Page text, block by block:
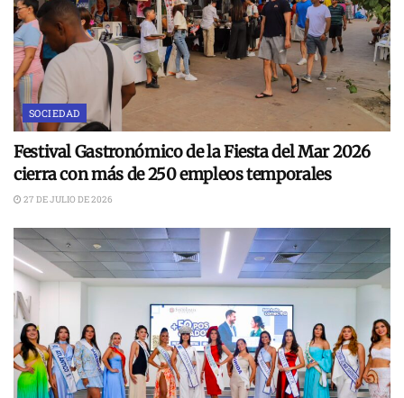
SOCIEDAD
Festival Gastronómico de la Fiesta del Mar 2026
cierra con más de 250 empleos temporales
27 DE JULIO DE 2026